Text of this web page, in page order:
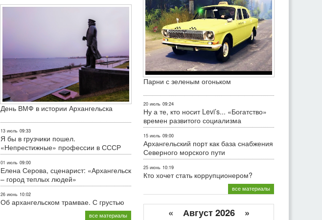
День ВМФ в истории Архангельска
13 июль 09:33
Я бы в грузчики пошел.
«Непрестижные» профессии в СССР
01 июль 09:00
Елена Серова, сценарист: «Архангельск
– город теплых людей»
26 июнь 10:02
Об архангельском трамвае. С грустью
все материалы
Парни с зеленым огоньком
20 июль 09:24
Ну а те, кто носит Levi’s... «Богатство»
времен развитого социализма
15 июль 09:00
Архангельский порт как база снабжения
Северного морского пути
25 июнь 10:19
Кто хочет стать коррупционером?
все материалы
« Август 2026 »